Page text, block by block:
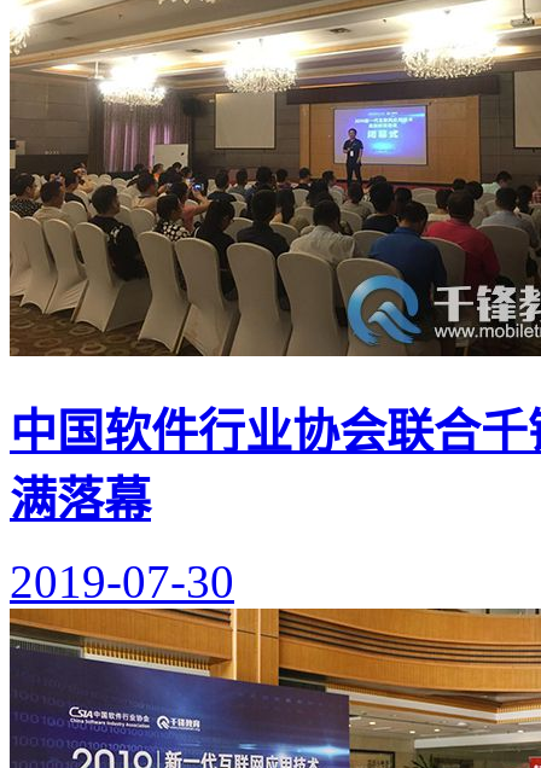
中国软件行业协会联合
满落幕
2019-07-30